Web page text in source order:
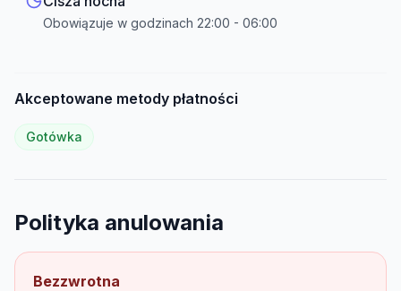
Obowiązuje w godzinach 22:00 - 06:00
Akceptowane metody płatności
Gotówka
Polityka anulowania
Bezzwrotna